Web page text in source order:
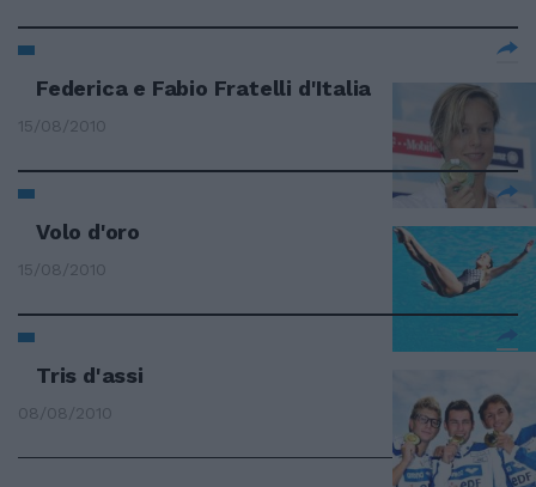
Federica e Fabio Fratelli d'Italia
15/08/2010
Volo d'oro
15/08/2010
Tris d'assi
08/08/2010